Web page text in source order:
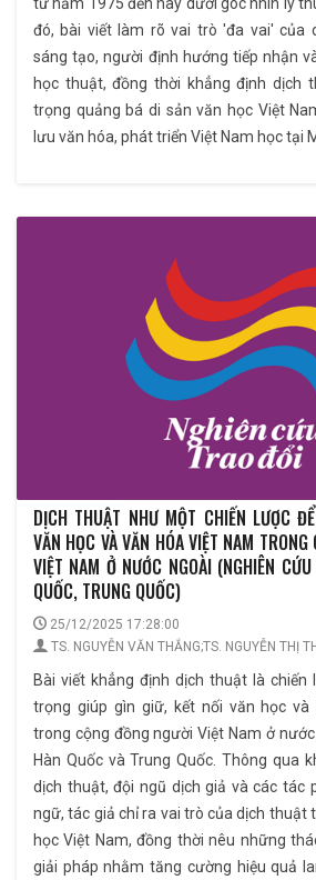
từ năm 1975 đến nay dưới góc nhìn lý
đó, bài viết làm rõ vai trò 'đa vai' của
sáng tạo, người định hướng tiếp nhận
học thuật, đồng thời khẳng định dịch
trọng quảng bá di sản văn học Việt
lưu văn hóa, phát triển Việt Nam học tại
DỊCH THUẬT NHƯ MỘT CHIẾN LƯỢC
VĂN HỌC VÀ VĂN HÓA VIỆT NAM
VIỆT NAM Ở NƯỚC NGOÀI (NGHIÊN
QUỐC, TRUNG QUỐC)
25/12/2025 17:28:00
TS. NGUYỄN VĂN THẮNG;TS. NGUYỄN THỊ
Bài viết khẳng định dịch thuật là chiến
trọng giúp gìn giữ, kết nối văn học và
trong cộng đồng người Việt Nam ở
Hàn Quốc và Trung Quốc. Thông qua
dịch thuật, đội ngũ dịch giả và các tác
ngữ, tác giả chỉ ra vai trò của dịch thuật
học Việt Nam, đồng thời nêu những
giải pháp nhằm tăng cường hiệu quả